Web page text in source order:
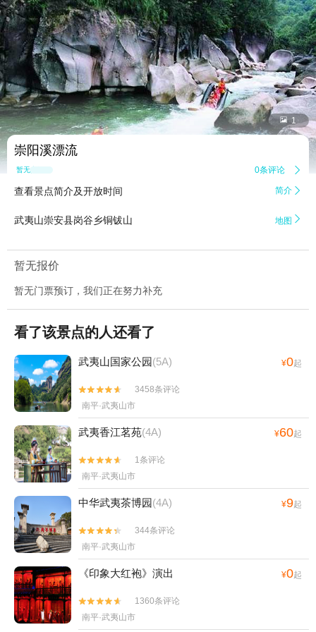
 1
崇阳溪漂流
暂无点评 0条评论 
查看景点简介及开放时间 简介 
武夷山崇安县岗谷乡铜钹山 地图 
暂无报价
暂无门票预订，我们正在努力补充
看了该景点的人还看了
武夷山国家公园(5A) ¥0起


3458条评论
南平·武夷山市
武夷香江茗苑(4A) ¥60起


1条评论
南平·武夷山市
中华武夷茶博园(4A) ¥9起


344条评论
南平·武夷山市
《印象大红袍》演出 ¥0起


1360条评论
南平·武夷山市
